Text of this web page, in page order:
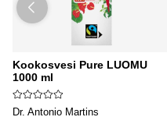
Kookosvesi Pure LUOMU
1000 ml
Dr. Antonio Martins